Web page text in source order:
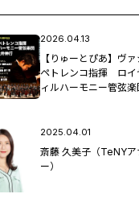
2026.04.13
【りゅーとぴあ】ヴァ
ペトレンコ指揮 ロイ
ィルハーモニー管弦楽
2025.04.01
斎藤 久美子（TeNYア
ー）